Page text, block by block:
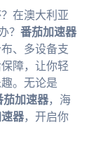
在澳大利亚
？ 番茄加速器
、多设备支
障，让你轻
。无论是
茄加速器，海
器，开启你